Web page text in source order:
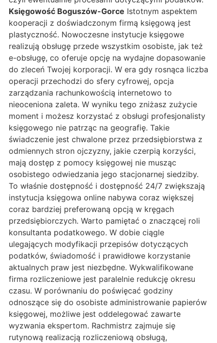
Księgowość Boguszów-Gorce Istotnym aspektem
kooperacji z doświadczonym firmą księgową jest
plastyczność. Nowoczesne instytucje księgowe
realizują obsługę przede wszystkim osobiste, jak też
e-obsługę, co oferuje opcję na wydajne dopasowanie
do zleceń Twojej korporacji. W era gdy rosnąca liczba
operacji przechodzi do sfery cyfrowej, opcja
zarządzania rachunkowością internetowo to
nieoceniona zaleta. W wyniku tego zniżasz zużycie
moment i możesz korzystać z obsługi profesjonalisty
księgowego nie patrząc na geografię. Takie
świadczenie jest chwalone przez przedsiębiorstwa z
odmiennych stron ojczyzny, jakie czerpią korzyści,
mają dostęp z pomocy księgowej nie musząc
osobistego odwiedzania jego stacjonarnej siedziby.
To właśnie dostępność i dostępność 24/7 zwiększają
instytucja księgowa online nabywa coraz większej
coraz bardziej preferowaną opcją w kręgach
przedsiębiorczych. Warto pamiętać o znaczącej roli
konsultanta podatkowego. W dobie ciągle
ulegających modyfikacji przepisów dotyczących
podatków, świadomość i prawidłowe korzystanie
aktualnych praw jest niezbędne. Wykwalifikowane
firma rozliczeniowe jest paralelnie redukcję okresu
czasu. W porównaniu do poświęcać godziny
odnoszące się do osobiste administrowanie papierów
księgowej, możliwe jest oddelegować zawarte
wyzwania ekspertom. Rachmistrz zajmuje się
rutynową realizacją rozliczeniową obsługą,